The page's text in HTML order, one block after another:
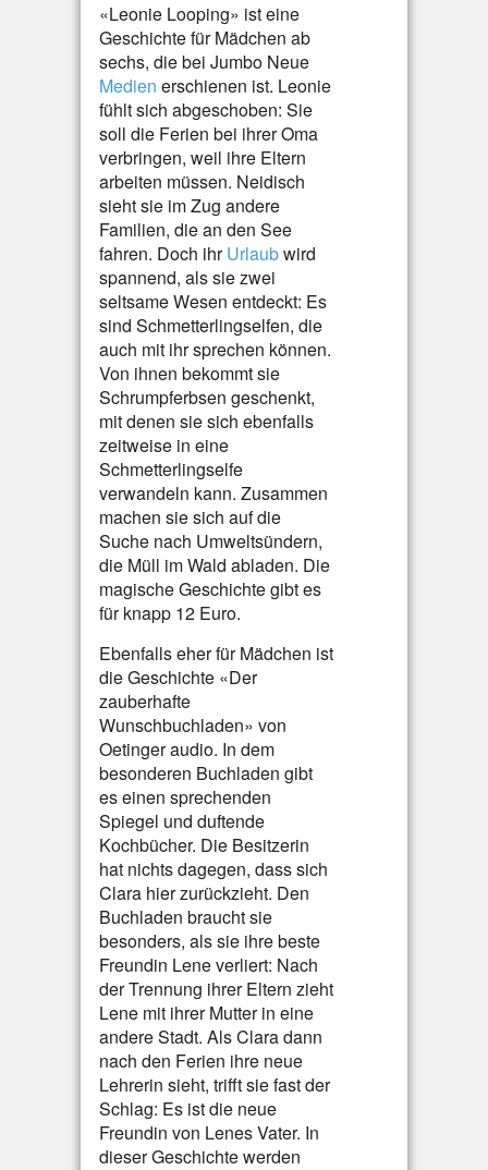
«Leonie Looping» ist eine
Geschichte für Mädchen ab
sechs, die bei Jumbo Neue
Medien erschienen ist. Leonie
fühlt sich abgeschoben: Sie
soll die Ferien bei ihrer Oma
verbringen, weil ihre Eltern
arbeiten müssen. Neidisch
sieht sie im Zug andere
Familien, die an den See
fahren. Doch ihrUrlaubwird
spannend, als sie zwei
seltsame Wesen entdeckt: Es
sind Schmetterlingselfen, die
auch mit ihr sprechen können.
Von ihnen bekommt sie
Schrumpferbsen geschenkt,
mit denen sie sich ebenfalls
zeitweise in eine
Schmetterlingselfe
verwandeln kann. Zusammen
machen sie sich auf die
Suche nach Umweltsündern,
die Müll im Wald abladen. Die
magische Geschichte gibt es
für knapp 12 Euro.
Ebenfalls eher für Mädchen ist
die Geschichte «Der
zauberhafte
Wunschbuchladen» von
Oetinger audio. In dem
besonderen Buchladen gibt
es einen sprechenden
Spiegel und duftende
Kochbücher. Die Besitzerin
hat nichts dagegen, dass sich
Clara hier zurückzieht. Den
Buchladen braucht sie
besonders, als sie ihre beste
Freundin Lene verliert: Nach
der Trennung ihrer Eltern zieht
Lene mit ihrer Mutter in eine
andere Stadt. Als Clara dann
nach den Ferien ihre neue
Lehrerin sieht, trifft sie fast der
Schlag: Es ist die neue
Freundin von Lenes Vater. In
dieser Geschichte werden